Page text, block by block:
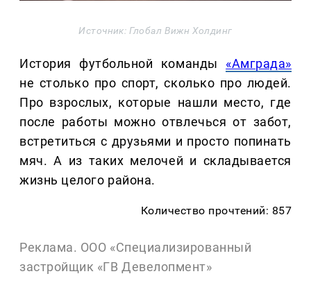
Источник: Глобал Вижн Холдинг
История футбольной команды «Амграда»
не столько про спорт, сколько про людей.
Про взрослых, которые нашли место, где
после работы можно отвлечься от забот,
встретиться с друзьями и просто попинать
мяч. А из таких мелочей и складывается
жизнь целого района.
Количество прочтений: 857
Реклама. ООО «Специализированный
застройщик «ГВ Девелопмент»